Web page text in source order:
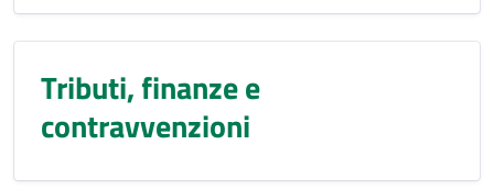
Tributi, finanze e
contravvenzioni